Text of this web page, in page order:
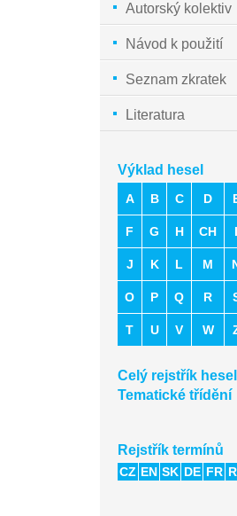
Autorský kolektiv
Návod k použití
Seznam zkratek
Literatura
Výklad hesel
A B C D
F G H CH I
J K L M
O P Q R
T U V W
Celý rejstřík hesel
Tematické třídění
Rejstřík termínů
CZ EN SK DE FR